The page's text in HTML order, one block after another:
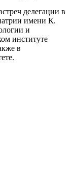
делегации в
имени К.
и
институте
в